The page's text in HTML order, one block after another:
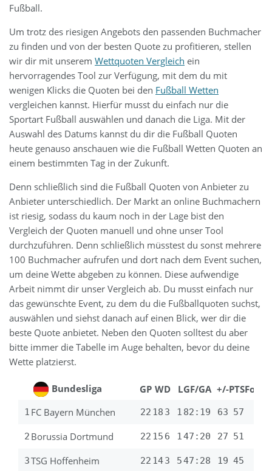
Fußball.
Um trotz des riesigen Angebots den passenden Buchmacher
zu finden und von der besten Quote zu profitieren, stellen
wir dir mit unserem Wettquoten Vergleich ein
hervorragendes Tool zur Verfügung, mit dem du mit
wenigen Klicks die Quoten bei den Fußball Wetten
vergleichen kannst. Hierfür musst du einfach nur die
Sportart Fußball auswählen und danach die Liga. Mit der
Auswahl des Datums kannst du dir die Fußball Quoten
heute genauso anschauen wie die Fußball Wetten Quoten an
einem bestimmten Tag in der Zukunft.
Denn schließlich sind die Fußball Quoten von Anbieter zu
Anbieter unterschiedlich. Der Markt an online Buchmachern
ist riesig, sodass du kaum noch in der Lage bist den
Vergleich der Quoten manuell und ohne unser Tool
durchzuführen. Denn schließlich müsstest du sonst mehrere
100 Buchmacher aufrufen und dort nach dem Event suchen,
um deine Wette abgeben zu können. Diese aufwendige
Arbeit nimmt dir unser Vergleich ab. Du musst einfach nur
das gewünschte Event, zu dem du die Fußballquoten suchst,
auswählen und siehst danach auf einen Blick, wer dir die
beste Quote anbietet. Neben den Quoten solltest du aber
bitte immer die Tabelle im Auge behalten, bevor du deine
Wette platzierst.
Bundesliga GP WD LGF/GA +/-PTSForm
1 FC Bayern München 22 18 3 1 82:19 63 57
2 Borussia Dortmund 22 15 6 1 47:20 27 51
3TSG Hoffenheim 22 143 547:28 19 45